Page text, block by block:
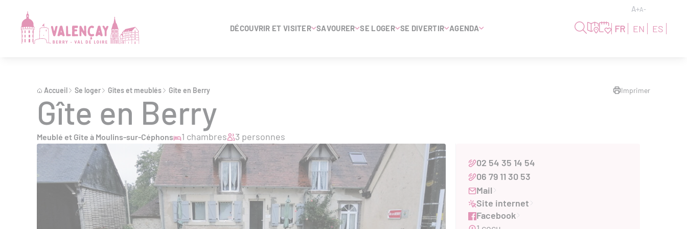
DÉCOUVRIR ET VISITER SAVOURER SE LOGER SE DIVERTIR AGENDA FR EN ES
A+A-
Accueil Se loger Gîtes et meublés Gîte en Berry Imprimer
Gîte en Berry
Meublé et Gîte à Moulins-sur-Céphons 1 chambres 3 personnes
02 54 35 14 54
06 79 11 30 53
Mail
Site internet
Facebook